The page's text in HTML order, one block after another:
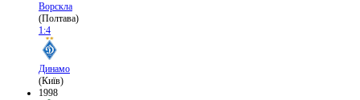
Ворскла
(Полтава)
1:4
Динамо
(Київ)
1998